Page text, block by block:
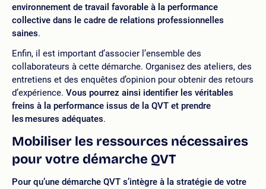
environnement de travail favorable à la performance
collective dans le cadre de relations professionnelles
saines.
Enfin, il est important d’associer l’ensemble des
collaborateurs à cette démarche. Organisez des ateliers, des
entretiens et des enquêtes d’opinion pour obtenir des retours
d’expérience. Vous pourrez ainsi identifier les véritables
freins à la performance issus de la QVT et prendre
les mesures adéquates.
Mobiliser les ressources nécessaires
pour votre démarche QVT
Pour qu’une démarche QVT s’intègre à la stratégie de votre